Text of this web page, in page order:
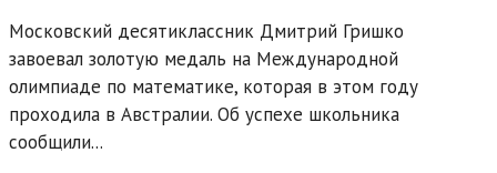
Московский десятиклассник Дмитрий Гришко
завоевал золотую медаль на Международной
олимпиаде по математике, которая в этом году
проходила в Австралии. Об успехе школьника
сообщили...